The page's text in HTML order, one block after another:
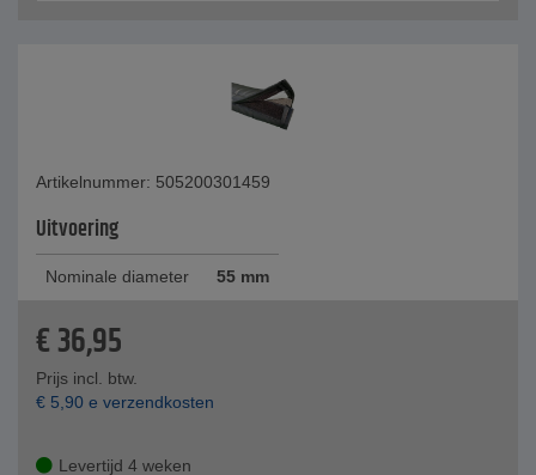
Artikelnummer: 505200301459
Uitvoering
Nominale diameter 55 mm
€36,95
Prijs incl. btw.
€ 5,90 e verzendkosten
Levertijd 4 weken